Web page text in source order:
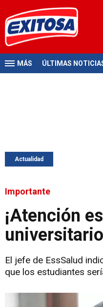
MÁS ÚLTIMAS
Actualidad
Importante
¡Atención
El jefe de EssSalud
que los estudiantes